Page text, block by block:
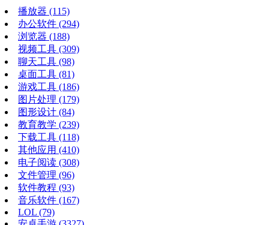
播放器 (115)
办公软件 (294)
浏览器 (188)
视频工具 (309)
聊天工具 (98)
桌面工具 (81)
游戏工具 (186)
图片处理 (179)
图形设计 (84)
教育教学 (239)
下载工具 (118)
其他应用 (410)
电子阅读 (308)
文件管理 (96)
软件教程 (93)
音乐软件 (167)
LOL (79)